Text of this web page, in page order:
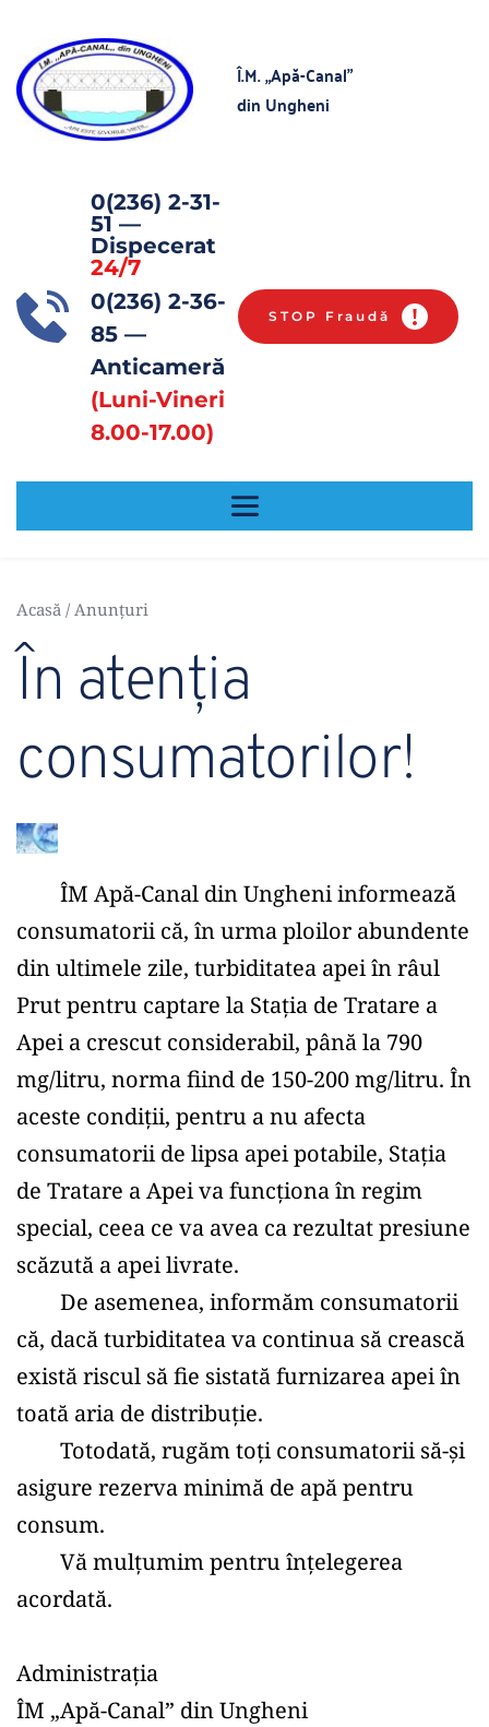
Î.M. „Apă-Canal”
din Ungheni
0(236) 2-31-
51 —
24/7
0(236) 2-36-
85 —
(Luni-Vineri
8.00-17.00)
STOP Fraudă
Acasă / Anunțuri
În atenția
consumatorilor!
consumatorii că, în urma ploilor abundente
din ultimele zile, turbiditatea apei în râul
Prut pentru captare la Stația de Tratare a
Apei a crescut considerabil, până la 790
mg/litru, norma fiind de 150-200 mg/litru. În
aceste condiții, pentru a nu afecta
consumatorii de lipsa apei potabile, Stația
de Tratare a Apei va funcționa în regim
special, ceea ce va avea ca rezultat presiune
scăzută a apei livrate.
că, dacă turbiditatea va continua să crească
există riscul să fie sistată furnizarea apei în
toată aria de distribuție.
asigure rezerva minimă de apă pentru
consum.
acordată.
Administrația
ÎM „Apă-Canal” din Ungheni